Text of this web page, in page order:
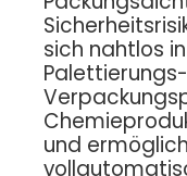
sich nahtlos
und